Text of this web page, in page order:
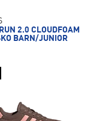
2.0 CLOUDFOAM
BARN/JUNIOR